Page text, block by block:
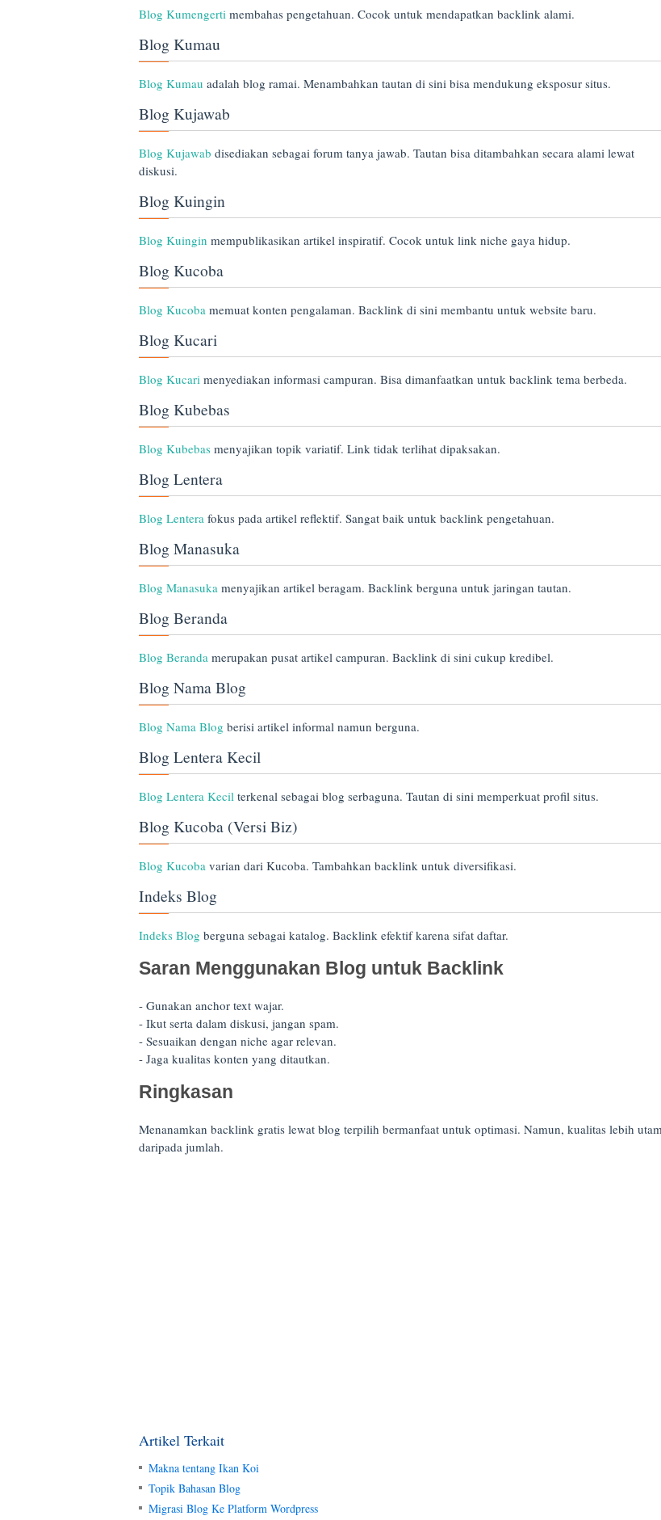
Blog Kumengerti membahas pengetahuan. Cocok untuk mendapatkan backlink alami.
Blog Kumau
Blog Kumau adalah blog ramai. Menambahkan tautan di sini bisa mendukung eksposur situs.
Blog Kujawab
Blog Kujawab disediakan sebagai forum tanya jawab. Tautan bisa ditambahkan secara alami lewat
diskusi.
Blog Kuingin
Blog Kuingin mempublikasikan artikel inspiratif. Cocok untuk link niche gaya hidup.
Blog Kucoba
Blog Kucoba memuat konten pengalaman. Backlink di sini membantu untuk website baru.
Blog Kucari
Blog Kucari menyediakan informasi campuran. Bisa dimanfaatkan untuk backlink tema berbeda.
Blog Kubebas
Blog Kubebas menyajikan topik variatif. Link tidak terlihat dipaksakan.
Blog Lentera
Blog Lentera fokus pada artikel reflektif. Sangat baik untuk backlink pengetahuan.
Blog Manasuka
Blog Manasuka menyajikan artikel beragam. Backlink berguna untuk jaringan tautan.
Blog Beranda
Blog Beranda merupakan pusat artikel campuran. Backlink di sini cukup kredibel.
Blog Nama Blog
Blog Nama Blog berisi artikel informal namun berguna.
Blog Lentera Kecil
Blog Lentera Kecil terkenal sebagai blog serbaguna. Tautan di sini memperkuat profil situs.
Blog Kucoba (Versi Biz)
Blog Kucoba varian dari Kucoba. Tambahkan backlink untuk diversifikasi.
Indeks Blog
Indeks Blog berguna sebagai katalog. Backlink efektif karena sifat daftar.
Saran Menggunakan Blog untuk Backlink
- Gunakan anchor text wajar.
- Ikut serta dalam diskusi, jangan spam.
- Sesuaikan dengan niche agar relevan.
- Jaga kualitas konten yang ditautkan.
Ringkasan
Menanamkan backlink gratis lewat blog terpilih bermanfaat untuk optimasi. Namun, kualitas lebih
daripada jumlah.
Artikel Terkait
Makna tentang Ikan Koi
Topik Bahasan Blog
Migrasi Blog Ke Platform Wordpress